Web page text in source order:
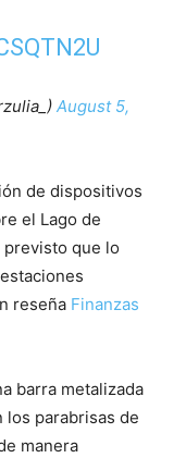
August 5,
de dispositivos
el Lago de
previsto que lo
reseña Finanzas
barra metalizada
los parabrisas de
manera